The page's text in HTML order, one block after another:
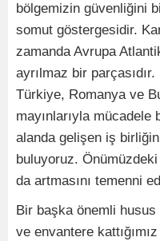
bölgemizin güvenliğini
somut göstergesidir.
zamanda Avrupa
ayrılmaz bir parçasıdır.
Türkiye, Romanya ve
mayınlarıyla
alanda gelişen iş
buluyoruz.
da artmasını temenni
Bir başka önemli
ve envantere